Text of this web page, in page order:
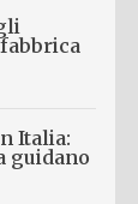
Italia:
guidano